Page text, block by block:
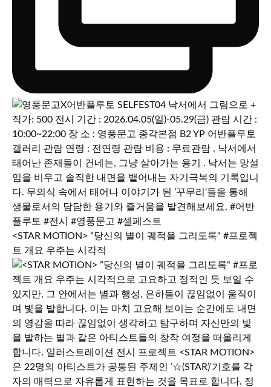
<STAR MOTION> ”당신의 별이 궤적을 그리도록“ #프로젝
트 개요 우주는 시각적